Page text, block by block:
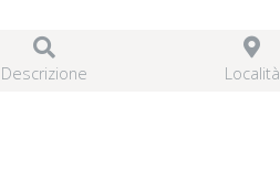
Descrizione Località